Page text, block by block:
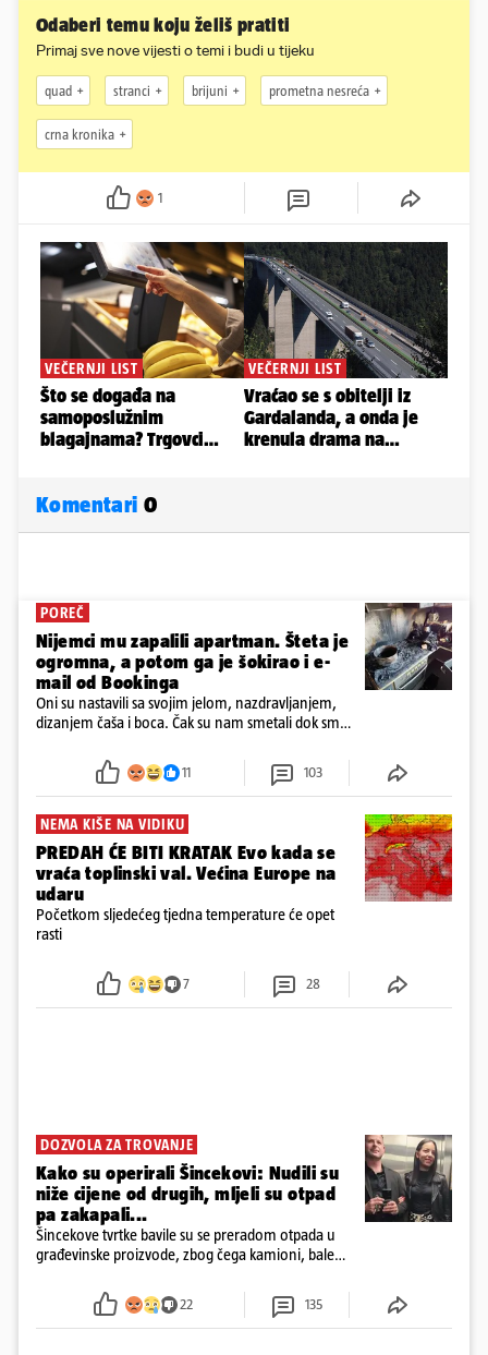
Odaberi temu koju želiš pratiti
Primaj sve nove vijesti o temi i budi u tijeku
quad stranci brijuni prometna nesreća
crna kronika
1
Komentari 0
POREČ
Nijemci mu zapalili apartman. Šteta je
ogromna, a potom ga je šokirao i e-
mail od Bookinga
Oni su nastavili sa svojim jelom, nazdravljanjem,
dizanjem čaša i boca. Čak su nam smetali dok smo
požar, rekao je vlasnik
11 103
NEMA KIŠE NA VIDIKU
PREDAH ĆE BITI KRATAK Evo kada se
vraća toplinski val. Većina Europe na
udaru
Početkom sljedećeg tjedna temperature će opet
rasti
7 28
DOZVOLA ZA TROVANJE
Kako su operirali Šincekovi: Nudili su
niže cijene od drugih, mljeli su otpad
pa zakapali...
Šincekove tvrtke bavile su se preradom otpada u
građevinske proizvode, zbog čega kamioni, bale
22 135